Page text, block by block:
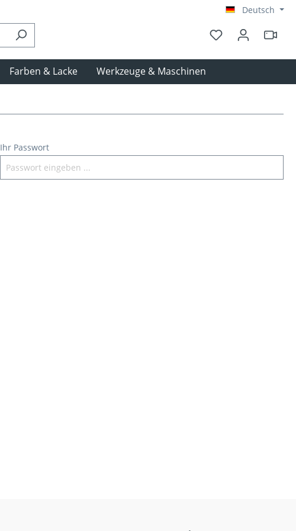
Deutsch
Farben & Lacke Werkzeuge & Maschinen
Ihr Passwort